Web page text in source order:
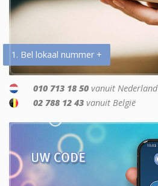
1. Bel lokaal nummer +
010 713 18 50 vanuit Nederland
02 788 12 43 vanuit België